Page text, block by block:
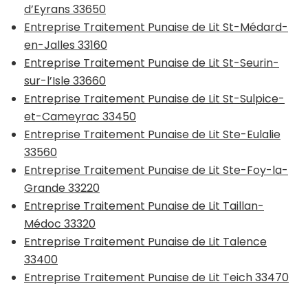
d’Eyrans 33650
Entreprise Traitement Punaise de Lit St-Médard-
en-Jalles 33160
Entreprise Traitement Punaise de Lit St-Seurin-
sur-l’Isle 33660
Entreprise Traitement Punaise de Lit St-Sulpice-
et-Cameyrac 33450
Entreprise Traitement Punaise de Lit Ste-Eulalie
33560
Entreprise Traitement Punaise de Lit Ste-Foy-la-
Grande 33220
Entreprise Traitement Punaise de Lit Taillan-
Médoc 33320
Entreprise Traitement Punaise de Lit Talence
33400
Entreprise Traitement Punaise de Lit Teich 33470